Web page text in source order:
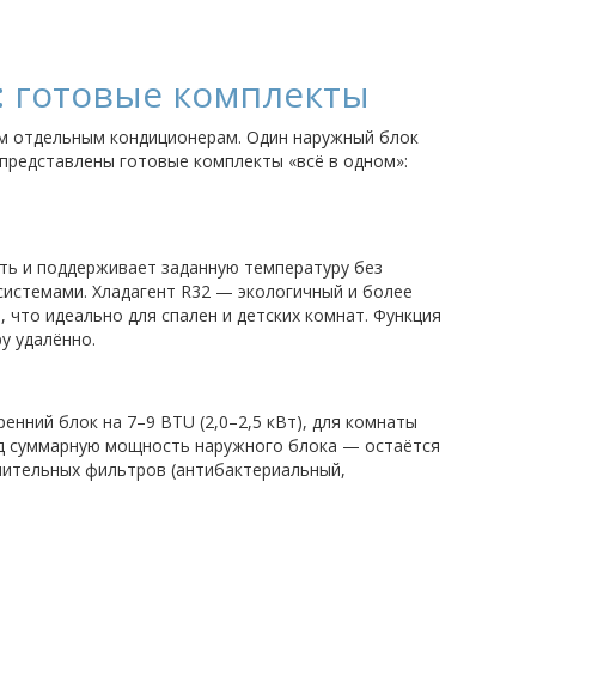
комплекты
отдельным кондиционерам. Один наружный блок
готовые комплекты «всё в одном»:
и поддерживает заданную температуру без
Хладагент R32 — экологичный и более
идеально для спален и детских комнат. Функция
удалённо.
блок на 7–9 BTU (2,0–2,5 кВт), для комнаты
суммарную мощность наружного блока — остаётся
фильтров (антибактериальный,